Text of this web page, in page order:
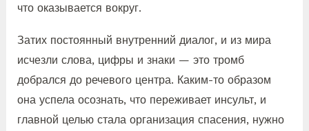
что оказывается вокруг.
Затих постоянный внутренний диалог, и из мира
исчезли слова, цифры и знаки — это тромб
добрался до речевого центра. Каким-то образом
она успела осознать, что переживает инсульт, и
главной целью стала организация спасения, нужно